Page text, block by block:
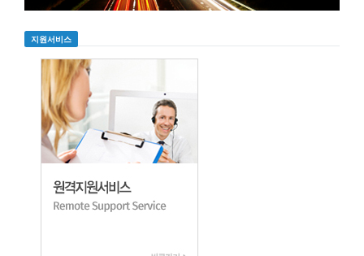
지원서비스